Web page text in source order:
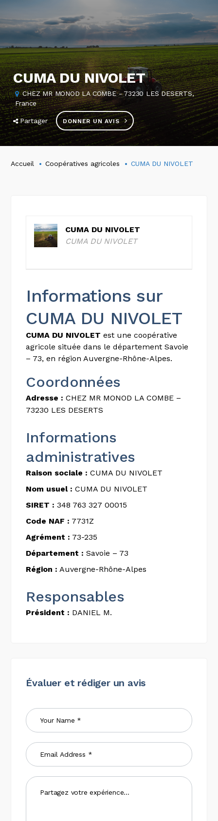
CUMA DU NIVOLET
CHEZ MR MONOD LA COMBE - 73230 LES DESERTS,
France
Partager DONNER UN AVIS
Accueil Coopératives agricoles CUMA DU NIVOLET
CUMA DU NIVOLET
CUMA DU NIVOLET
Informations sur
CUMA DU NIVOLET
CUMA DU NIVOLET est une coopérative
agricole située dans le département Savoie
– 73, en région Auvergne-Rhône-Alpes.
Coordonnées
Adresse : CHEZ MR MONOD LA COMBE –
73230 LES DESERTS
Informations
administratives
Raison sociale : CUMA DU NIVOLET
Nom usuel : CUMA DU NIVOLET
SIRET : 348 763 327 00015
Code NAF : 7731Z
Agrément : 73-235
Département : Savoie – 73
Région : Auvergne-Rhône-Alpes
Responsables
Président : DANIEL M.
Évaluer et rédiger un avis